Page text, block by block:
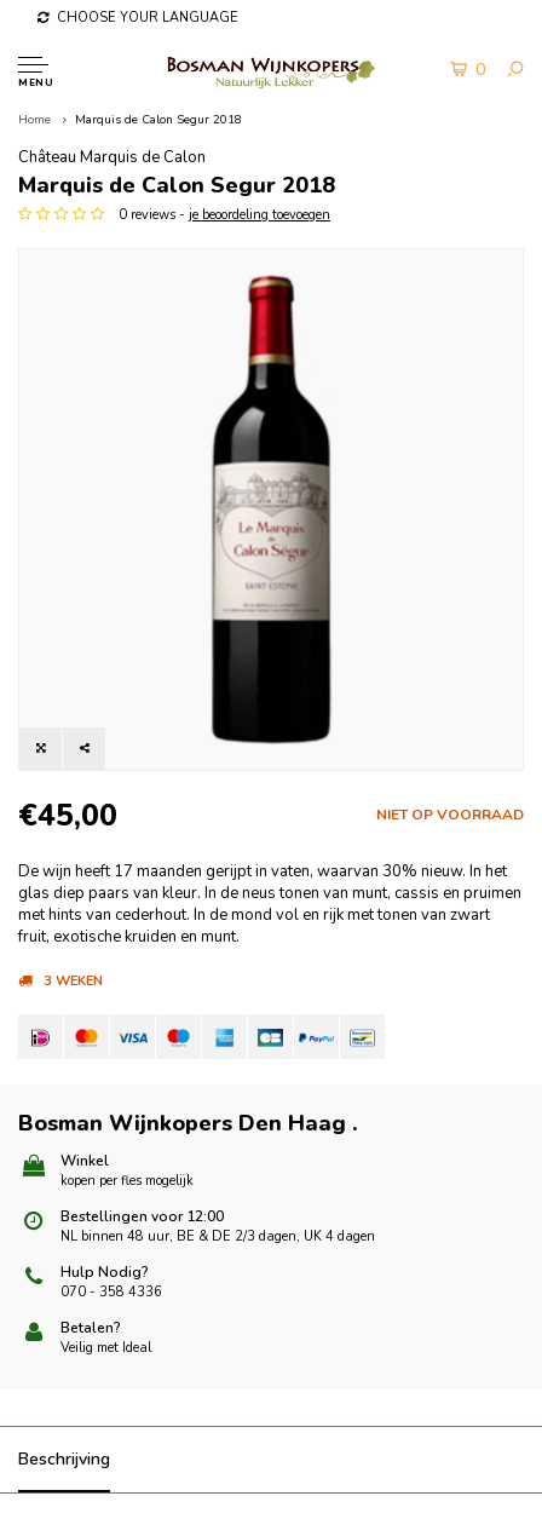
CHOOSE YOUR LANGUAGE
MENU
0
Home Marquis de Calon Segur 2018
Château Marquis de Calon
Marquis de Calon Segur 2018
0 reviews - je beoordeling toevoegen
€45,00 NIET OP VOORRAAD
De wijn heeft 17 maanden gerijpt in vaten, waarvan 30% nieuw. In het
glas diep paars van kleur. In de neus tonen van munt, cassis en pruimen
met hints van cederhout. In de mond vol en rijk met tonen van zwart
fruit, exotische kruiden en munt.
3 WEKEN
Bosman Wijnkopers Den Haag .
Winkel
kopen per fles mogelijk
Bestellingen voor 12:00
NL binnen 48 uur, BE & DE 2/3 dagen, UK 4 dagen
Hulp Nodig?
070 - 358 4336
Betalen?
Veilig met Ideal
Beschrijving